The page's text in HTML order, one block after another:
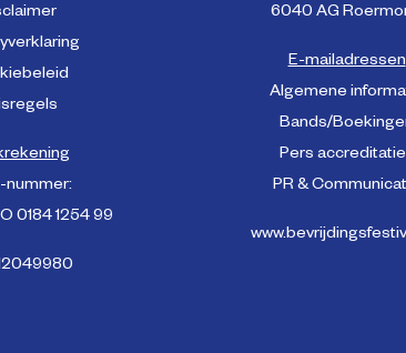
nummer:
0184 1254 99
6040 AG
E-mailadressen
Algemene
Bands/
Pers
PR &